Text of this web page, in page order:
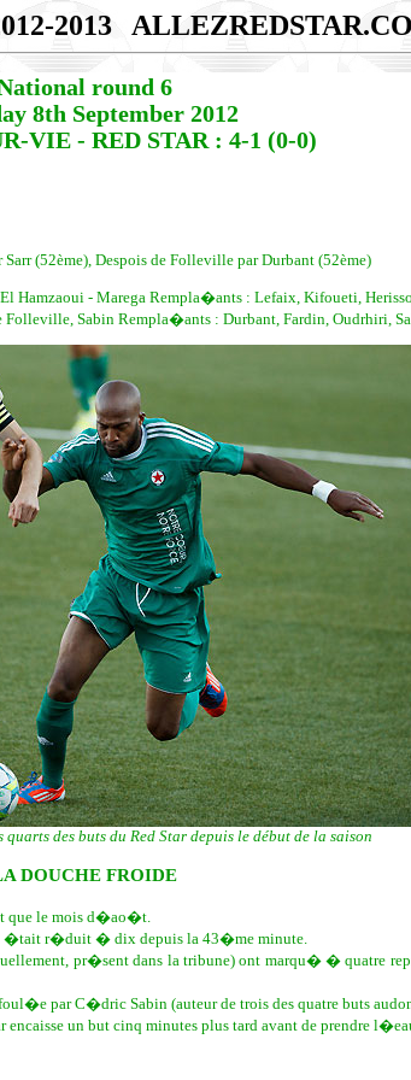
2013
round 6
8th September 2012
VIE - RED STAR : 4-1 (0-0)
(52ème), Despois de Folleville par Durbant (52ème)
Hamzaoui - Marega Rempla�ants : Lefaix, Kifoueti,
Sabin Rempla�ants : Durbant, Fardin, Oudrhiri,
des buts du Red Star depuis le début de la saison
DOUCHE FROIDE
que le mois d�ao�t.
�tait r�duit � dix depuis la 43�me minute.
pr�sent dans la tribune) ont marqu� � quatre
par C�dric Sabin (auteur de trois des quatre buts
un but cinq minutes plus tard avant de prendre